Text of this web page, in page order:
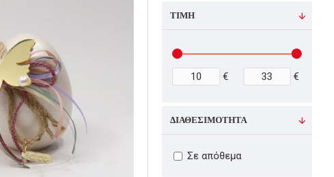
ΤΙΜΉ
€ €
ΔΙΑΘΕΣΙΜΌΤΗΤΑ
Σε απόθεμα